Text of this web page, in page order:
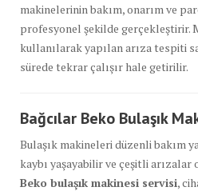
makinelerinin bakım, onarım ve
profesyonel şekilde gerçekleştirir.
kullanılarak yapılan arıza tespiti
sürede tekrar çalışır hale getirilir.
Bağcılar Beko Bulaşık
Bulaşık makineleri düzenli bakım
kaybı yaşayabilir ve çeşitli arızalar
Beko bulaşık makinesi servisi,